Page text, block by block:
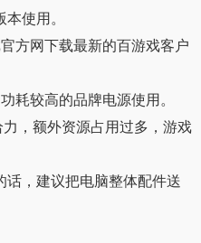
使用。
方网下载最新的百游戏客户
耗较高的品牌电源使用。
，额外资源占用过多，游戏
话，建议把电脑整体配件送